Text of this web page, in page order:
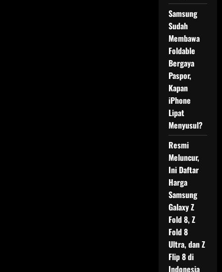
Samsung
Sudah
Membawa
Foldable
Bergaya
Paspor,
Kapan
iPhone
Lipat
Menyusul?
Resmi
Meluncur,
Ini Daftar
Harga
Samsung
Galaxy Z
Fold 8, Z
Fold 8
Ultra, dan Z
Flip 8 di
Indonesia